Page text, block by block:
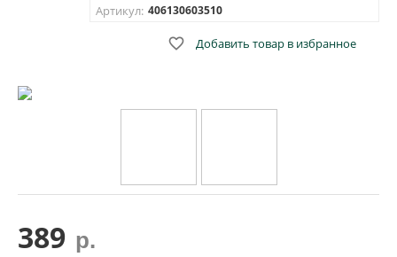
Артикул: 406130603510
 Добавить товар в избранное
389 р.
ОТПРАВИТЬ